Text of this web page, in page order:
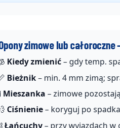
zimowe lub
Kiedy zmienić– gdy temp.
Bieżnik– min. 4 mm zimą;
Mieszanka – zimowe
Ciśnienie– koryguj po
Łańcuchy– przy wyjazdach w